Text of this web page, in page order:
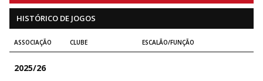
HISTÓRICO DE JOGOS
ASSOCIAÇÃO CLUBE ESCALÃO/FUNÇÃO
2025/26